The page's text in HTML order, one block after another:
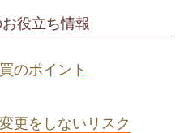
役立ち情報
のポイント
更をしないリスク